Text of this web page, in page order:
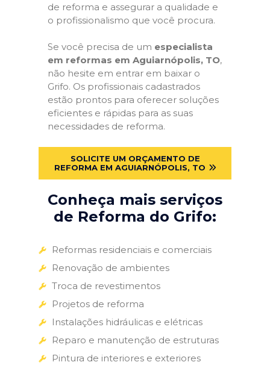
de reforma e assegurar a qualidade e
o profissionalismo que você procura.
Se você precisa de um especialista
em reformas em Aguiarnópolis, TO,
não hesite em entrar em baixar o
Grifo. Os profissionais cadastrados
estão prontos para oferecer soluções
eficientes e rápidas para as suas
necessidades de reforma.
SOLICITE UM ORÇAMENTO DE
REFORMA EM AGUIARNÓPOLIS, TO
Conheça mais serviços
de Reforma do Grifo:
Reformas residenciais e comerciais
Renovação de ambientes
Troca de revestimentos
Projetos de reforma
Instalações hidráulicas e elétricas
Reparo e manutenção de estruturas
Pintura de interiores e exteriores